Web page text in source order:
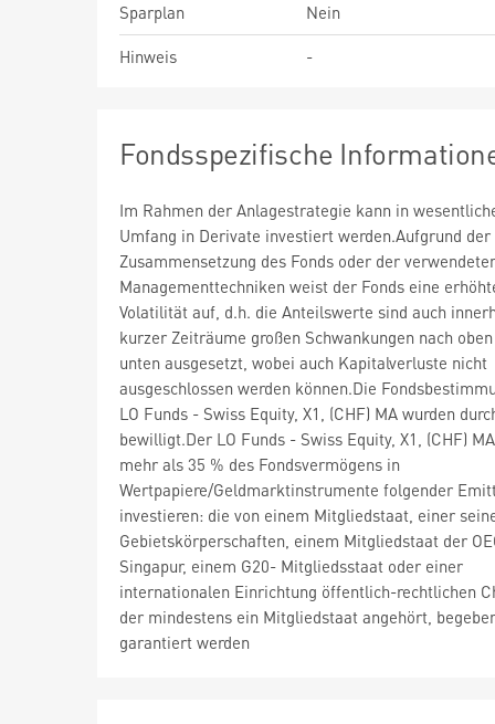
Sparplan
Nein
Hinweis
-
Fondsspezifische
Im Rahmen der Anlagestrategie kann in
Umfang in Derivate investiert werden.Aufgrund der
Zusammensetzung des Fonds oder der
Managementtechniken weist der Fonds eine
Volatilität auf, d.h. die Anteilswerte sind auch
kurzer Zeiträume großen Schwankungen nach
unten ausgesetzt, wobei auch Kapitalverluste nicht
ausgeschlossen werden können.Die
LO Funds - Swiss Equity, X1, (CHF) MA wurden
bewilligt.Der LO Funds - Swiss Equity, X1, (CHF)
mehr als 35 % des Fondsvermögens in
Wertpapiere/Geldmarktinstrumente folgender
investieren: die von einem Mitgliedstaat, einer
Gebietskörperschaften, einem Mitgliedstaat der
Singapur, einem G20- Mitgliedsstaat oder einer
internationalen Einrichtung öffentlich-rechtlichen
der mindestens ein Mitgliedstaat angehört,
garantiert werden